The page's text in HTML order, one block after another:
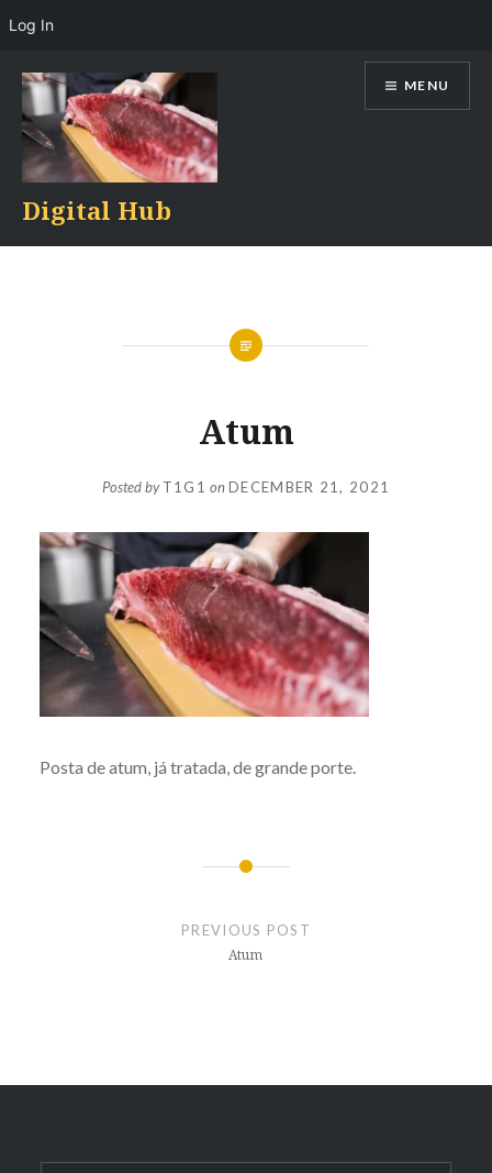
content
Digital Hub
MENU
Atum
Posted byT1G1 onDECEMBER 21, 2021
Posta de atum, já tratada, de grande porte.
PREVIOUS POST
Atum
Log In